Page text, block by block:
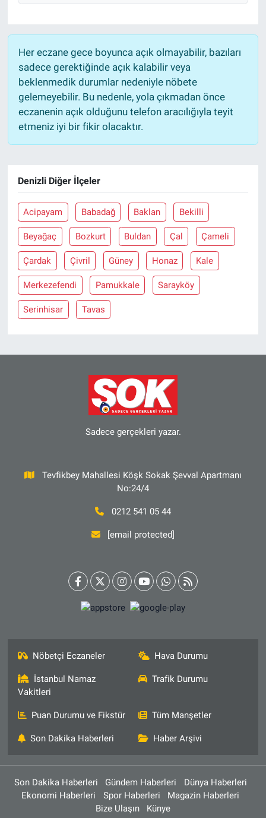
Her eczane gece boyunca açık olmayabilir, bazıları
sadece gerektiğinde açık kalabilir veya
beklenmedik durumlar nedeniyle nöbete
gelemeyebilir. Bu nedenle, yola çıkmadan önce
eczanenin açık olduğunu telefon aracılığıyla teyit
etmeniz iyi bir fikir olacaktır.
Denizli Diğer İlçeler
Acipayam Babadağ Baklan Bekilli
Beyağaç Bozkurt Buldan Çal Çameli
Çardak Çivril Güney Honaz Kale
Merkezefendi Pamukkale Sarayköy
Serinhisar Tavas
Sadece gerçekleri yazar.
Tevfikbey Mahallesi Köşk Sokak Şevval Apartmanı
No:24/4
0212 541 05 44
[email protected]
Nöbetçi Eczaneler Hava Durumu
İstanbul Namaz
Vakitleri
Trafik Durumu
Puan Durumu ve Fikstür Tüm Manşetler
Son Dakika Haberleri Haber Arşivi
Son Dakika Haberleri Gündem Haberleri
Dünya Haberleri
Ekonomi Haberleri
Spor Haberleri
Magazin Haberleri
Bize Ulaşın
Künye